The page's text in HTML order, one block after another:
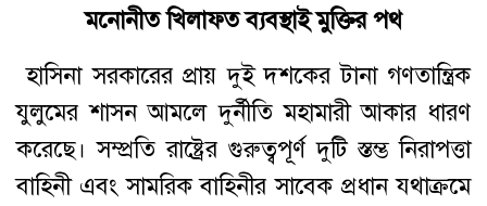
মনোনীত খিলাফত ব্যবস্থাই মুক্তির পথ
হাসিনা সরকারের প্রায় দুই দশকের টানা গণতান্ত্রিক
যুলুমের শাসন আমলে দুর্নীতি মহামারী আকার ধারণ
করেছে। সম্প্রতি রাষ্ট্রের গুরুত্বপূর্ণ দুটি স্তম্ভ নিরাপত্তা
বাহিনী এবং সামরিক বাহিনীর সাবেক প্রধান যথাক্রমে